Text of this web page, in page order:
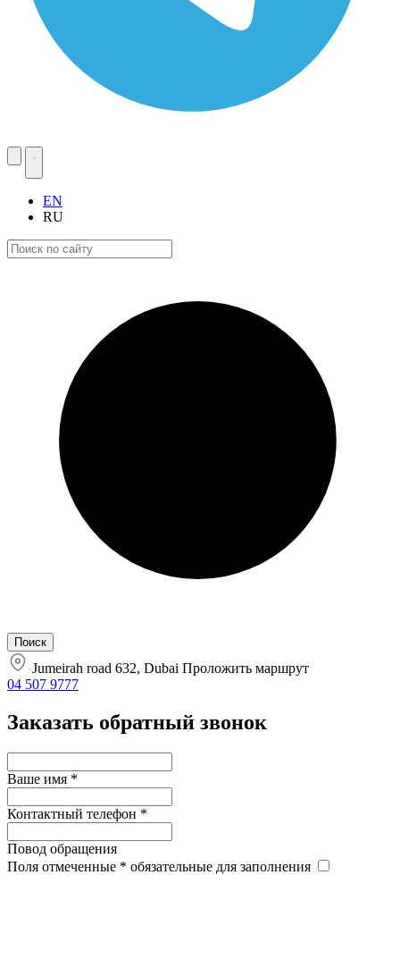
EN
RU
Jumeirah road 632, Dubai Проложить маршрут
04 507 9777
Заказать обратный звонок
Ваше имя *
Контактный телефон *
Повод обращения
Поля отмеченные * обязательные для заполнения